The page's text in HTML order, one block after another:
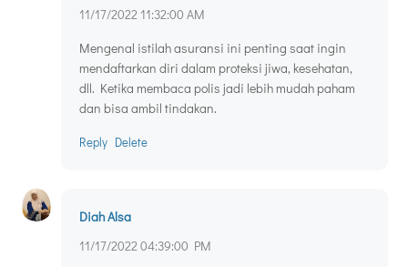
11/17/2022 11:32:00 AM
Mengenal istilah asuransi ini penting saat ingin
mendaftarkan diri dalam proteksi jiwa, kesehatan,
dll. Ketika membaca polis jadi lebih mudah paham
dan bisa ambil tindakan.
Reply Delete
Diah Alsa
11/17/2022 04:39:00 PM